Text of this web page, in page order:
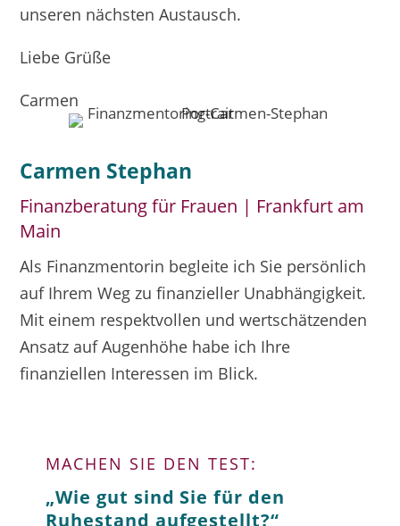
unseren nächsten Austausch.
Liebe Grüße
Carmen
Carmen Stephan
Finanzberatung für Frauen | Frankfurt am
Main
Als Finanzmentorin begleite ich Sie persönlich
auf Ihrem Weg zu finanzieller Unabhängigkeit.
Mit einem respektvollen und wertschätzenden
Ansatz auf Augenhöhe habe ich Ihre
finanziellen Interessen im Blick.
MACHEN SIE DEN TEST:
„Wie gut sind Sie für den
Ruhestand aufgestellt?“